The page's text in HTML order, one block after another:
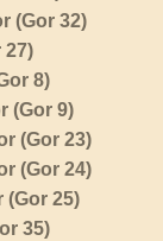
(Gor 32)
27)
8)
(Gor 9)
(Gor 23)
(Gor 24)
(Gor 25)
35)